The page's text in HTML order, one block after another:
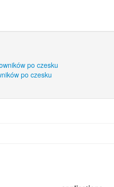
po czesku
po czesku